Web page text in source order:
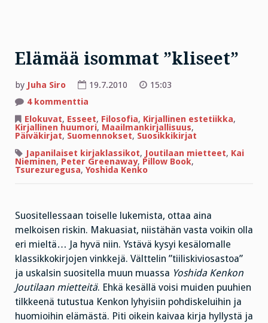
Elämää isommat ”kliseet”
by Juha Siro 19.7.2010
15:03
4 kommenttia
isommat
”kliseet”
Elokuvat, Esseet, Filosofia, Kirjallinen estetiikka,
Kirjallinen huumori, Maailmankirjallisuus,
Päiväkirjat, Suomennokset, Suosikkikirjat
Japanilaiset kirjaklassikot, Joutilaan mietteet, Kai
Nieminen, Peter Greenaway, Pillow Book,
Tsurezuregusa, Yoshida Kenko
Suositellessaan toiselle lukemista, ottaa aina
melkoisen riskin. Makuasiat, niistähän vasta voikin olla
eri mieltä… Ja hyvä niin. Ystävä kysyi kesälomalle
klassikkokirjojen vinkkejä. Välttelin ”tiiliskiviosastoa”
ja uskalsin suositella muun muassa Yoshida Kenkon
Joutilaan mietteitä. Ehkä kesällä voisi muiden puuhien
tilkkeenä tutustua Kenkon lyhyisiin pohdiskeluihin ja
huomioihin elämästä. Piti oikein kaivaa kirja hyllystä ja